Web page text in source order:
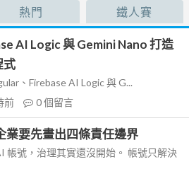
熱門 鐵人賽
AI Logic 與 Gemini Nano 打造
式
、Firebase AI Logic 與 G...
前 0個留言
業要先畫出四條責任邊界
帳號，治理其實還沒開始。 帳號只解決